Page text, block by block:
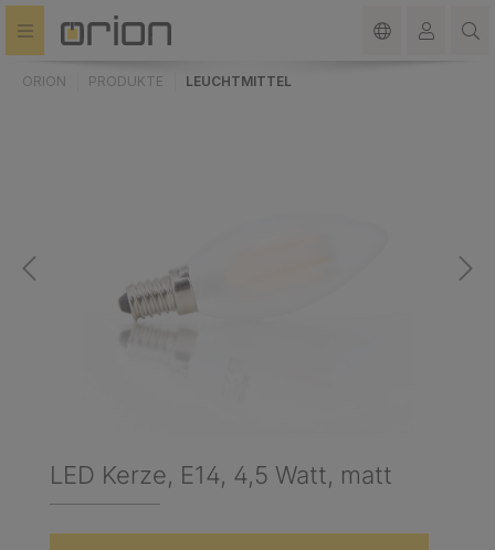
springen
ORION PRODUKTE LEUCHTMITTEL
LED Kerze, E14, 4,5 Watt, matt